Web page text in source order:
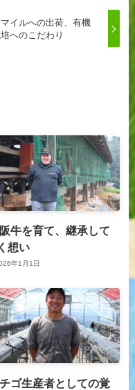
イルへの出荷、有機
へのこだわり
牛を育て、継承して
想い
年1月1日
ゴ生産者としての覚